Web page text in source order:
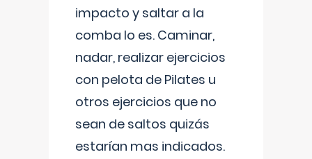
impacto y saltar a la
comba lo es. Caminar,
nadar, realizar ejercicios
con pelota de Pilates u
otros ejercicios que no
sean de saltos quizás
estarían mas indicados.